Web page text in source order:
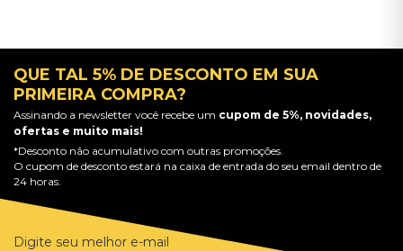
QUE TAL 5% DE DESCONTO EM SUA
PRIMEIRA COMPRA?
Assinando a newsletter você recebe um cupom de 5%, novidades,
ofertas e muito mais!
*Desconto não acumulativo com outras promoções.
O cupom de desconto estará na caixa de entrada do seu email dentro de
24 horas.
Digite seu melhor e-mail